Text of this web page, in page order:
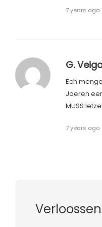
7 years ago
G.
Ech
Joeren
MUSS
7 years ago